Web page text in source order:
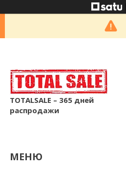
TOTALSALE – 365 дней
распродажи